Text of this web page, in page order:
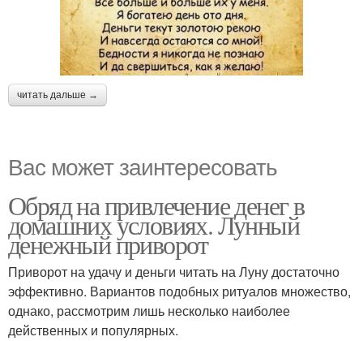
читать дальше →
Вас может заинтересовать
Обряд на привлечение денег в
домашних условиях. Лунный
денежный приворот
Приворот на удачу и деньги читать на Луну достаточно
эффективно. Вариантов подобных ритуалов множество,
однако, рассмотрим лишь несколько наиболее
действенных и популярных.